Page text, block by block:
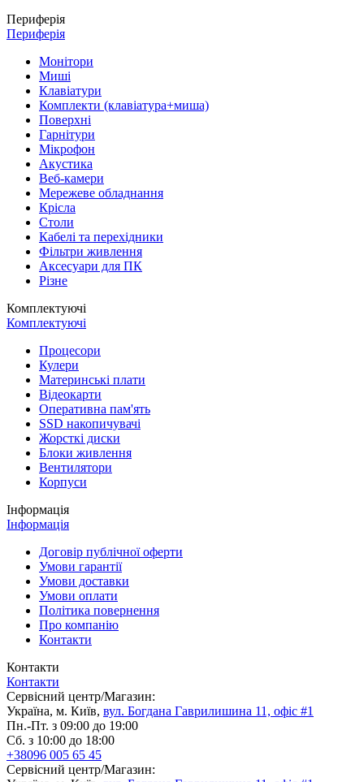
Периферія
Периферія
Монітори
Миші
Клавіатури
Комплекти (клавіатура+миша)
Поверхні
Гарнітури
Мікрофон
Акустика
Веб-камери
Мережеве обладнання
Крісла
Столи
Кабелі та перехідники
Фільтри живлення
Аксесуари для ПК
Різне
Комплектуючі
Комплектуючі
Процесори
Кулери
Материнські плати
Відеокарти
Оперативна пам'ять
SSD накопичувачі
Жорсткі диски
Блоки живлення
Вентилятори
Корпуси
Інформація
Інформація
Договір публічної оферти
Умови гарантії
Умови доставки
Умови оплати
Політика повернення
Про компанію
Контакти
Контакти
Контакти
Сервісний центр/Магазин:
Україна, м. Київ, вул. Богдана Гаврилишина 11, офіс #1
Пн.-Пт. з 09:00 до 19:00
Сб. з 10:00 до 18:00
+38096 005 65 45
Сервісний центр/Магазин: